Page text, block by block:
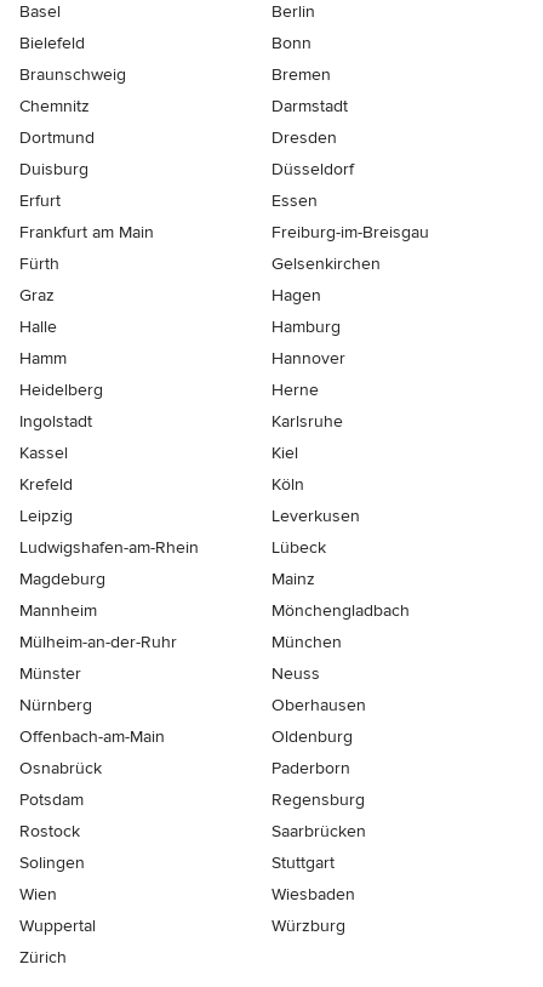
Basel
Berlin
Bielefeld
Bonn
Braunschweig
Bremen
Chemnitz
Darmstadt
Dortmund
Dresden
Duisburg
Düsseldorf
Erfurt
Essen
Frankfurt am Main
Freiburg-im-Breisgau
Fürth
Gelsenkirchen
Graz
Hagen
Halle
Hamburg
Hamm
Hannover
Heidelberg
Herne
Ingolstadt
Karlsruhe
Kassel
Kiel
Krefeld
Köln
Leipzig
Leverkusen
Ludwigshafen-am-Rhein
Lübeck
Magdeburg
Mainz
Mannheim
Mönchen­gladbach
Mülheim-an-der-Ruhr
München
Münster
Neuss
Nürnberg
Oberhausen
Offenbach-am-Main
Oldenburg
Osnabrück
Paderborn
Potsdam
Regensburg
Rostock
Saarbrücken
Solingen
Stuttgart
Wien
Wiesbaden
Wuppertal
Würzburg
Zürich